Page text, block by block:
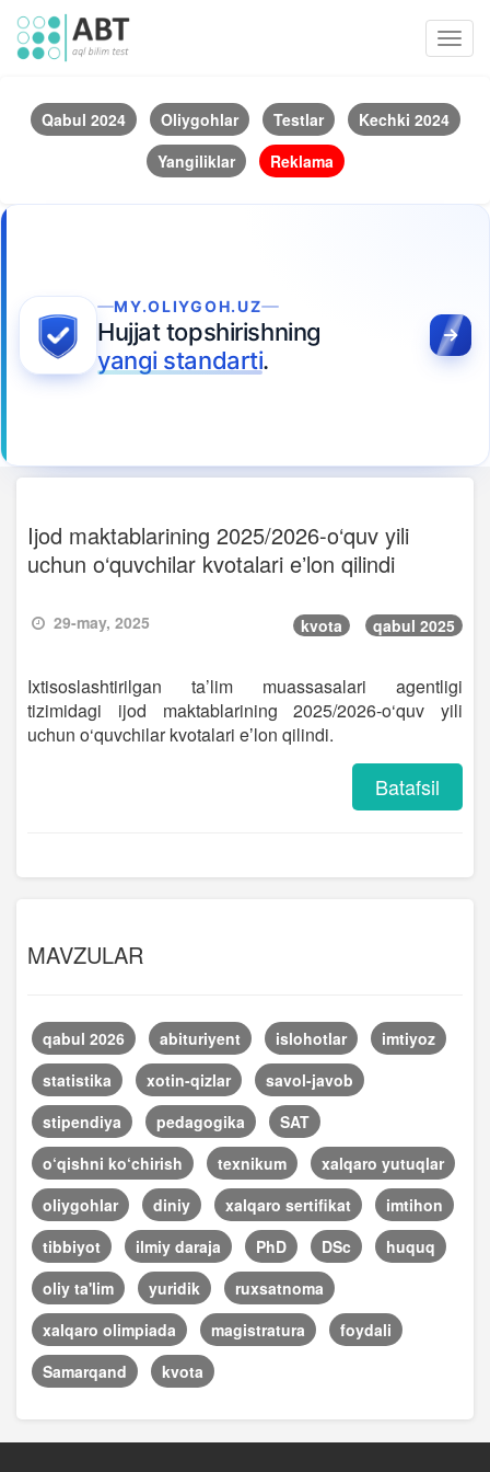
Qabul 2024 Oliygohlar Testlar
Kechki 2024
Yangiliklar
Reklama
MY.OLIYGOH.UZ
Hujjat topshirishning
yangi standarti.
Ijod maktablarining 2025/2026-o‘quv yili
uchun o‘quvchilar kvotalari eʼlon qilindi
29-may, 2025 kvota qabul 2025
Ixtisoslashtirilgan ta’lim muassasalari agentligi
tizimidagi ijod maktablarining 2025/2026-o‘quv yili
uchun o‘quvchilar kvotalari eʼlon qilindi.
Batafsil
MAVZULAR
qabul 2026 abituriyent islohotlar
imtiyoz
statistika
xotin-qizlar
savol-javob
stipendiya
pedagogika
SAT
o‘qishni ko‘chirish
texnikum
xalqaro yutuqlar
oliygohlar
diniy xalqaro sertifikat
imtihon
tibbiyot
ilmiy daraja PhD DSc
huquq
oliy ta'lim
yuridik
ruxsatnoma
xalqaro olimpiada
magistratura
foydali
Samarqand
kvota